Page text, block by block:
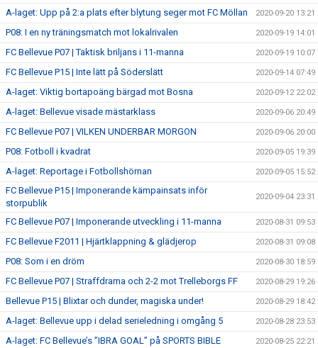
A-laget: Upp på 2:a plats efter blytung seger mot FC Möllan 2020-09-20 13:21
P08: I en ny träningsmatch mot lokalrivalen 2020-09-19 14:01
FC Bellevue P07 | Taktisk briljans i 11-manna 2020-09-19 10:07
FC Bellevue P15 | Inte lätt på Söderslätt 2020-09-14 07:49
A-laget: Viktig bortapoäng bärgad mot Bosna 2020-09-12 22:02
A-laget: Bellevue visade mästarklass 2020-09-06 20:49
FC Bellevue P07 | VILKEN UNDERBAR MORGON 2020-09-06 20:00
P08: Fotboll i kvadrat 2020-09-05 19:39
A-laget: Reportage i Fotbollshörnan 2020-09-05 15:52
FC Bellevue P15 | Imponerande kämpainsats inför
storpublik
2020-09-04 23:31
FC Bellevue P07 | Imponerande utveckling i 11-manna 2020-08-31 09:53
FC Bellevue F2011 | Hjärtklappning & glädjerop 2020-08-31 09:08
P08: Som i en dröm 2020-08-30 18:59
FC Bellevue P07 | Straffdrama och 2-2 mot Trelleborgs FF 2020-08-29 19:26
Bellevue P15 | Blixtar och dunder, magiska under! 2020-08-29 18:42
A-laget: Bellevue upp i delad serieledning i omgång 5 2020-08-28 23:53
A-laget: FC Bellevue’s ”IBRA GOAL” på SPORTS BIBLE 2020-08-25 22:21